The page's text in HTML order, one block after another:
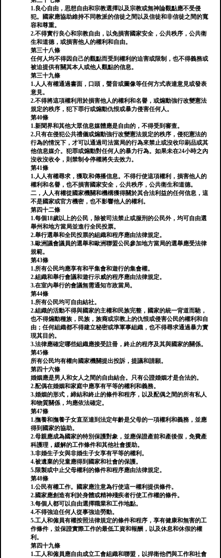
1.良心自由，思想自由和宗教選擇以及宗教或無神論觀點應不受侵
犯。國家應協助維持不同教派的信徒之間以及信徒和非信徒之間的寬
容和尊重。
2.不得實行良心和宗教自由，以免損害國家安全，公共秩序，公共衛
生和道德，或損害他人的權利和自由。
第三十八條
任何人均不得因自己的觀點而受到權利的迫害或限制，也不得義務或
被迫提供有關其本人或他人觀點的信息。
第三十九條
1.人人有權通過書面，口頭，聲音或圖像等任何方式表達意見或發表
意見。
2.不得將這項權利用於損害他人的權利和名譽，或煽動強行改變憲法
規定的秩序，犯下罪行或煽動仇恨或暴力侵害任何人。
第40條
1.新聞界和其他大眾信息媒體應是自由的，不得受到審查。
2.只有在侵犯公共禮儀或煽動強行改變憲法規定的秩序，侵犯憲法的
行為的情況下，才可以通過司法當局的行為來禁止或沒收印刷品或其
他信息媒介。犯罪或煽動對任何人的暴力行為。如果未在24小時之內
沒收沒收令，則禁制令停權將失去效力。
第41條
1.人人有權尋求，獲取和傳播信息。不得行使這項權利，損害他人的
權利和名譽，也不損害國家安全，公共秩序，公共衛生和道德。
二，人人有權從國家機關和機構獲得關於其合法利益的任何信息，這
不是國家或官方機密，也不影響他人的權利。
第四十二條
1.每個18歲以上的公民，除被司法禁止或服刑的公民外，均可自由選
舉州和地方當局並進行全民投票。
2.舉行選舉和全民投票的組織和程序應由法律規定。
3.歐洲議會議員的選舉和歐洲聯盟公民參加地方當局的選舉應受法律
規範。
第43條
1.所有公民均應享有和平集會和遊行的集會權。
2.組織和舉行會議和遊行示威的程序應由法律規定。
3.在室內舉行的會議無需通知市政當局。
第44條
1.所有公民均可自由結社。
2.組織的活動不得與國家的主權和民族完整，國家的統一背道而馳，
也不得煽動種族，民族，族裔或宗教上的仇恨或侵害公民的權利和自
由；任何組織都不得建立秘密或準軍事組織，也不得尋求通過暴力實
現其目的。
3.法律應確定哪些組織應接受註冊，終止的程序及其與國家的關係。
第45條
所有公民均有權向國家機關提出投訴，提議和請願。
第四十六條
婚姻應是男人和女人之間的自由結合。只有公證婚姻才是合法的。
2.配偶在婚姻和家庭中應享有平等的權利和義務。
3.婚姻的形式，締結和終止的條件和程序，以及配偶之間的所有私人
和物質關係，均應依法確定。
第47條
1.撫養和撫養子女直至達到法定年齡是父母的一項權利和義務，並應
得到國家的協助。
2.母親應成為國家的特別保護對象，並應保證產前和產後假，免費產
科護理，緩解的工作條件和其他社會援助。
3.非婚生子女與非婚生子女享有平等的權利。
4.被遺棄的兒童應得到國家和社會的保護。
5.限製或中止父母權利的條件和程序應由法律規定。
第48條
1.公民有權工作。國家應注意為行使這一權利提供條件。
2.國家應創造有利於身體或精神殘疾者行使工作權的條件。
3.每個人都可以自由選擇職業和工作地點。
4.不得強迫任何人從事強迫勞動。
5.工人和僱員有權按照法律規定的條件和程序，享有健康和無害的工
作條件，並保證實際工作的最低工資和報酬，以及休息和休假的權
利。
第四十九條
1.工人和僱員應自由成立工會組織和聯盟，以捍衛他們與工作和社會